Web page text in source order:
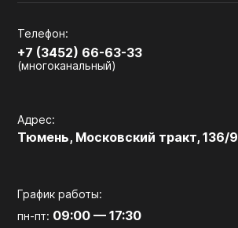
Телефон:
+7 (3452) 66-63-33
(многоканальный)
Адрес:
Тюмень, Московский тракт, 136/9
График работы:
пн-пт: 09:00 — 17:30